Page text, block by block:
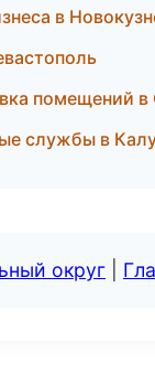
в
помещений в
службы в
округ